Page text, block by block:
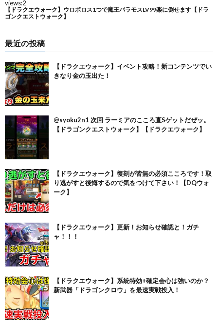
最近の投稿
【ドラクエウォーク】イベント攻略！新コンテンツでい
きなり金の玉出た！
@syoku2n1 次回 ラーミアのこころ直Sゲットだぜッ。
【ドラゴンクエストウォーク】【ドラクエウォーク】
【ドラクエウォーク】復刻が皆無の必須こころです！取
り逃がすと後悔するので気をつけて下さい！【DQウォ
ーク】
【ドラクエウォーク】更新！お知らせ確認と！ガチ
ャ！！！
【ドラクエウォーク】系統特効+確定会心は強いのか？
新武器「ドラゴンクロウ」を最速実戦投入！